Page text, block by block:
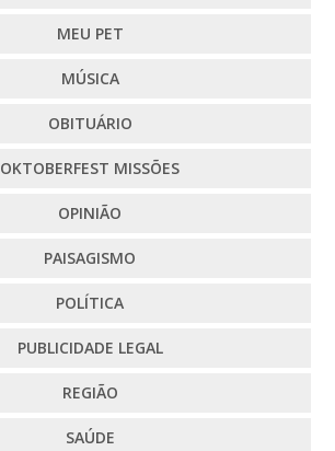
MEU PET
MÚSICA
OBITUÁRIO
OKTOBERFEST MISSÕES
OPINIÃO
PAISAGISMO
POLÍTICA
PUBLICIDADE LEGAL
REGIÃO
SAÚDE